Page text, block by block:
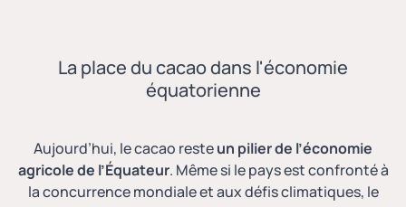
La place du cacao dans l'économie
équatorienne
Aujourd’hui, le cacao resteun pilier de l’économie
agricole de l’Équateur. Même si le pays est confronté à
la concurrence mondiale et aux défis climatiques, le